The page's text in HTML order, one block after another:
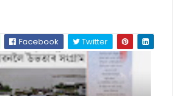
Facebook Twitter